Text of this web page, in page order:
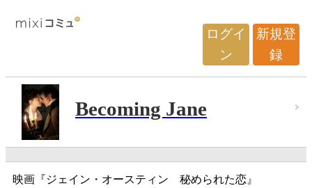
ログイ
ン
新規登
録
Becoming Jane
映画『ジェイン・オースティン 秘められた恋』